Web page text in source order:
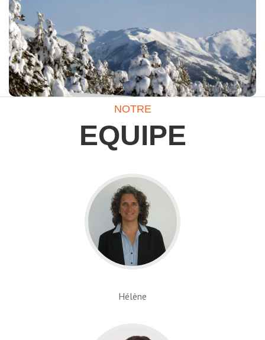
Eveil des Sens
Ancrages
NOTRE
EQUIPE
Hélène